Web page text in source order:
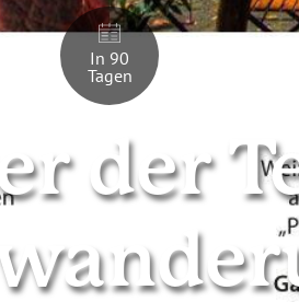
In 90
Tagen
der